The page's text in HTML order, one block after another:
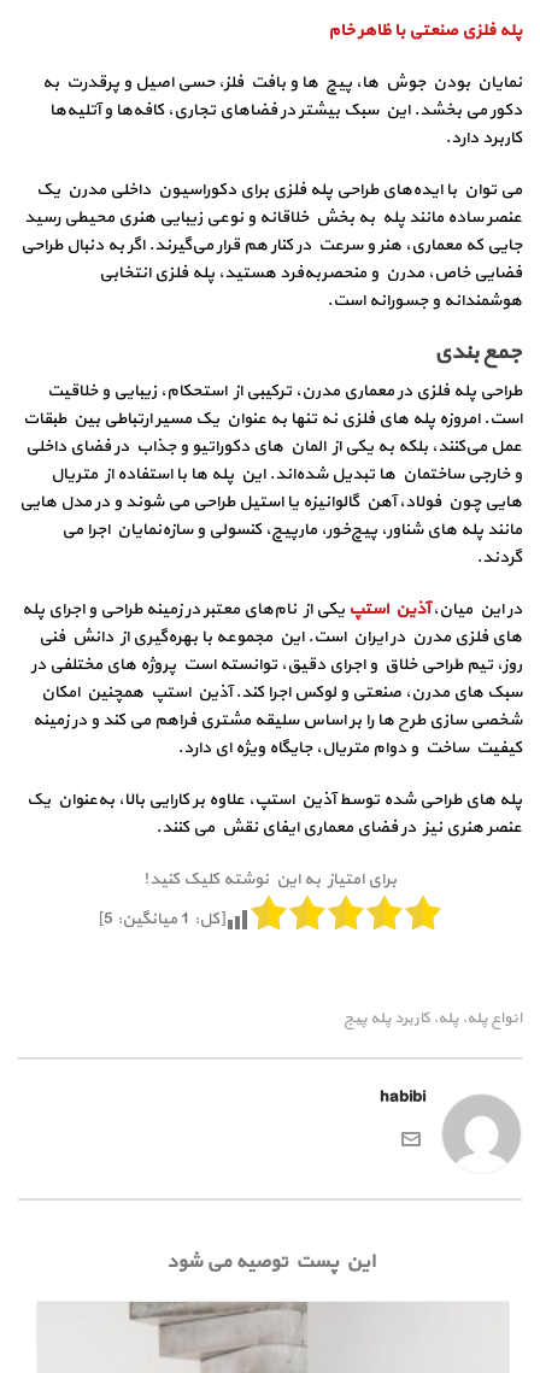
پله فلزی صنعتی با ظاهر خام
نمایان بودن جوش‌ ها، پیچ‌ ها و بافت فلز، حسی اصیل و پرقدرت به
دکور می‌ بخشد. این سبک بیشتر در فضاهای تجاری، کافه‌ها و آتلیه‌ها
کاربرد دارد.
می توان با ایده‌های طراحی پله فلزی برای دکوراسیون داخلی مدرن یک
عنصر ساده مانند پله به بخش خلاقانه‌ و نوعی زیبایی هنری محیطی رسید
جایی که معماری، هنر و سرعت در کنار هم قرار می‌گیرند. اگر به دنبال طراحی
فضایی خاص، مدرن و منحصربه‌فرد هستید، پله فلزی انتخابی
هوشمندانه و جسورانه است.
جمع‌ بندی
طراحی پله فلزی در معماری مدرن، ترکیبی از استحکام، زیبایی و خلاقیت
است. امروزه پله‌ های فلزی نه‌ تنها به عنوان یک مسیر ارتباطی بین طبقات
عمل می‌کنند، بلکه به یکی از المان‌ های دکوراتیو و جذاب در فضای داخلی
و خارجی ساختمان‌ ها تبدیل شده‌اند. این پله‌ ها با استفاده از متریال‌
هایی چون فولاد، آهن گالوانیزه یا استیل طراحی می‌ شوند و در مدل‌ هایی
مانند پله‌ های شناور، پیچ‌خور، مارپیچ، کنسولی و سازه‌نمایان اجرا می‌
گردند.
در این میان،آذین استپ یکی از نام‌های معتبر در زمینه طراحی و اجرای پله‌
های فلزی مدرن در ایران است. این مجموعه با بهره‌گیری از دانش فنی
روز، تیم طراحی خلاق و اجرای دقیق، توانسته است پروژه‌ های مختلفی در
سبک‌ های مدرن، صنعتی و لوکس اجرا کند. آذین استپ همچنین امکان
شخصی‌ سازی طرح‌ ها را بر اساس سلیقه مشتری فراهم می‌ کند و در زمینه
کیفیت ساخت و دوام متریال، جایگاه ویژه‌ ای دارد.
پله‌ های طراحی‌ شده توسط آذین استپ، علاوه بر کارایی بالا، به‌عنوان یک
عنصر هنری نیز در فضای معماری ایفای نقش می‌ کنند.
برای امتیاز به این نوشته کلیک کنید!
[کل: 1میانگین: 5
]
انواع پله, پله, کاربرد پله پیج
habibi
این پست توصیه می شود